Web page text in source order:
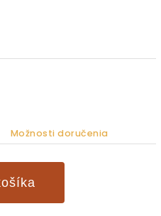
Možnosti doručenia